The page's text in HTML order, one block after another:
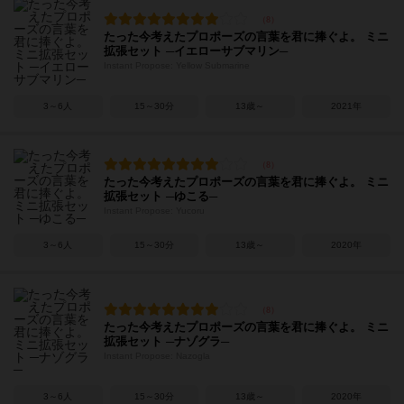
たった今考えたプロポーズの言葉を君に捧ぐよ。 ミニ
拡張セット ─イエローサブマリン─
3～6人 15～30分 13歳～ 2021年
たった今考えたプロポーズの言葉を君に捧ぐよ。 ミニ
拡張セット ─ゆこる─
3～6人 15～30分 13歳～ 2020年
たった今考えたプロポーズの言葉を君に捧ぐよ。 ミニ
拡張セット ─ナゾグラ─
3～6人 15～30分 13歳～ 2020年